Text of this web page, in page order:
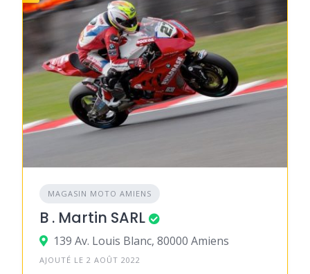
MAGASIN MOTO AMIENS
B . Martin SARL
139 Av. Louis Blanc, 80000 Amiens
AJOUTÉ LE 2 AOÛT 2022